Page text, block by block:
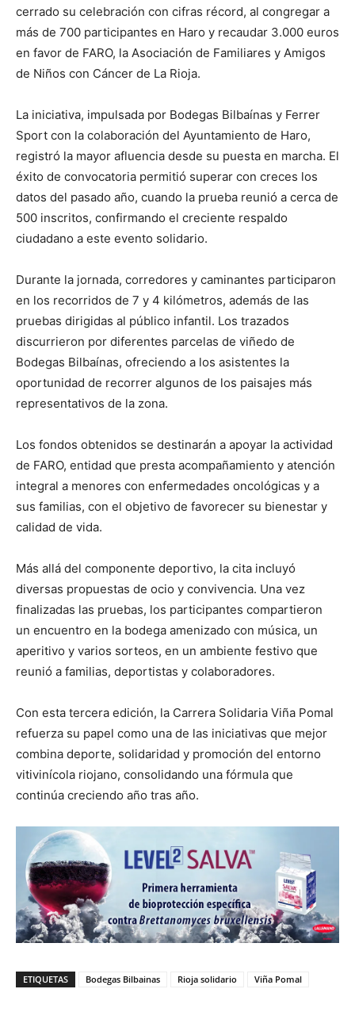
cerrado su celebración con cifras récord, al congregar a
más de 700 participantes en Haro y recaudar 3.000 euros
en favor de FARO, la Asociación de Familiares y Amigos
de Niños con Cáncer de La Rioja.
La iniciativa, impulsada por Bodegas Bilbaínas y Ferrer
Sport con la colaboración del Ayuntamiento de Haro,
registró la mayor afluencia desde su puesta en marcha. El
éxito de convocatoria permitió superar con creces los
datos del pasado año, cuando la prueba reunió a cerca de
500 inscritos, confirmando el creciente respaldo
ciudadano a este evento solidario.
Durante la jornada, corredores y caminantes participaron
en los recorridos de 7 y 4 kilómetros, además de las
pruebas dirigidas al público infantil. Los trazados
discurrieron por diferentes parcelas de viñedo de
Bodegas Bilbaínas, ofreciendo a los asistentes la
oportunidad de recorrer algunos de los paisajes más
representativos de la zona.
Los fondos obtenidos se destinarán a apoyar la actividad
de FARO, entidad que presta acompañamiento y atención
integral a menores con enfermedades oncológicas y a
sus familias, con el objetivo de favorecer su bienestar y
calidad de vida.
Más allá del componente deportivo, la cita incluyó
diversas propuestas de ocio y convivencia. Una vez
finalizadas las pruebas, los participantes compartieron
un encuentro en la bodega amenizado con música, un
aperitivo y varios sorteos, en un ambiente festivo que
reunió a familias, deportistas y colaboradores.
Con esta tercera edición, la Carrera Solidaria Viña Pomal
refuerza su papel como una de las iniciativas que mejor
combina deporte, solidaridad y promoción del entorno
vitivinícola riojano, consolidando una fórmula que
continúa creciendo año tras año.
ETIQUETAS Bodegas Bilbainas Rioja solidario Viña Pomal